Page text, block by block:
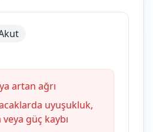
artan ağrı
uyuşukluk,
güç kaybı